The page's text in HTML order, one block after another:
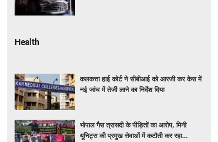
Health
कलकत्ता हाई कोर्ट ने सीबीआई को आरजी कर केस में
नई जांच में तेजी लाने का निर्देश दिया
भोपाल गैस त्रासदी के पीड़ितों का आरोप, मिनी
यूनिट्स की प्रमुख सेवाओं में कटौती कर रहा